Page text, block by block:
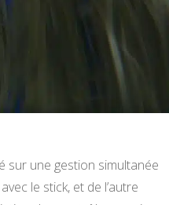
sur une gestion simultanée
le stick, et de l’autre